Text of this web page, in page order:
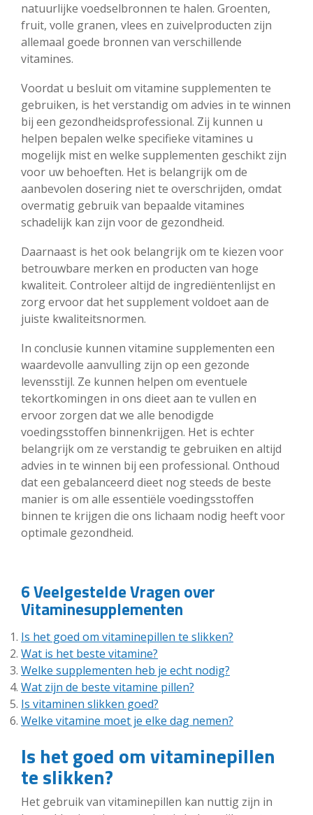
natuurlijke voedselbronnen te halen. Groenten,
fruit, volle granen, vlees en zuivelproducten zijn
allemaal goede bronnen van verschillende
vitamines.
Voordat u besluit om vitamine supplementen te
gebruiken, is het verstandig om advies in te winnen
bij een gezondheidsprofessional. Zij kunnen u
helpen bepalen welke specifieke vitamines u
mogelijk mist en welke supplementen geschikt zijn
voor uw behoeften. Het is belangrijk om de
aanbevolen dosering niet te overschrijden, omdat
overmatig gebruik van bepaalde vitamines
schadelijk kan zijn voor de gezondheid.
Daarnaast is het ook belangrijk om te kiezen voor
betrouwbare merken en producten van hoge
kwaliteit. Controleer altijd de ingrediëntenlijst en
zorg ervoor dat het supplement voldoet aan de
juiste kwaliteitsnormen.
In conclusie kunnen vitamine supplementen een
waardevolle aanvulling zijn op een gezonde
levensstijl. Ze kunnen helpen om eventuele
tekortkomingen in ons dieet aan te vullen en
ervoor zorgen dat we alle benodigde
voedingsstoffen binnenkrijgen. Het is echter
belangrijk om ze verstandig te gebruiken en altijd
advies in te winnen bij een professional. Onthoud
dat een gebalanceerd dieet nog steeds de beste
manier is om alle essentiële voedingsstoffen
binnen te krijgen die ons lichaam nodig heeft voor
optimale gezondheid.
6 Veelgestelde Vragen over
Vitaminesupplementen
Is het goed om vitaminepillen te slikken?
Wat is het beste vitamine?
Welke supplementen heb je echt nodig?
Wat zijn de beste vitamine pillen?
Is vitaminen slikken goed?
Welke vitamine moet je elke dag nemen?
Is het goed om vitaminepillen
te slikken?
Het gebruik van vitaminepillen kan nuttig zijn in